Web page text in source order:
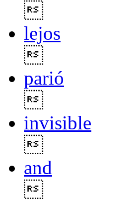
lejos
parió
invisible
and